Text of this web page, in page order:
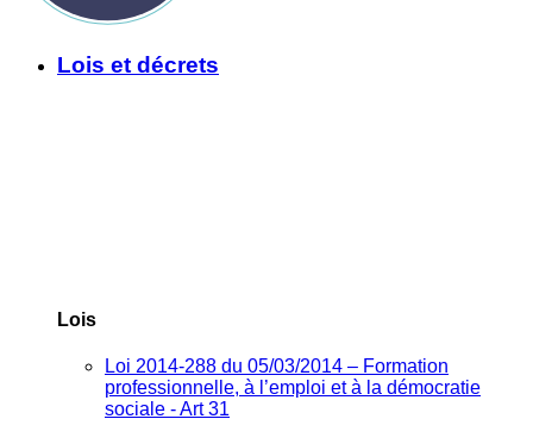
Lois et décrets
Lois
Loi 2014-288 du 05/03/2014 – Formation
professionnelle, à l’emploi et à la démocratie
sociale - Art 31